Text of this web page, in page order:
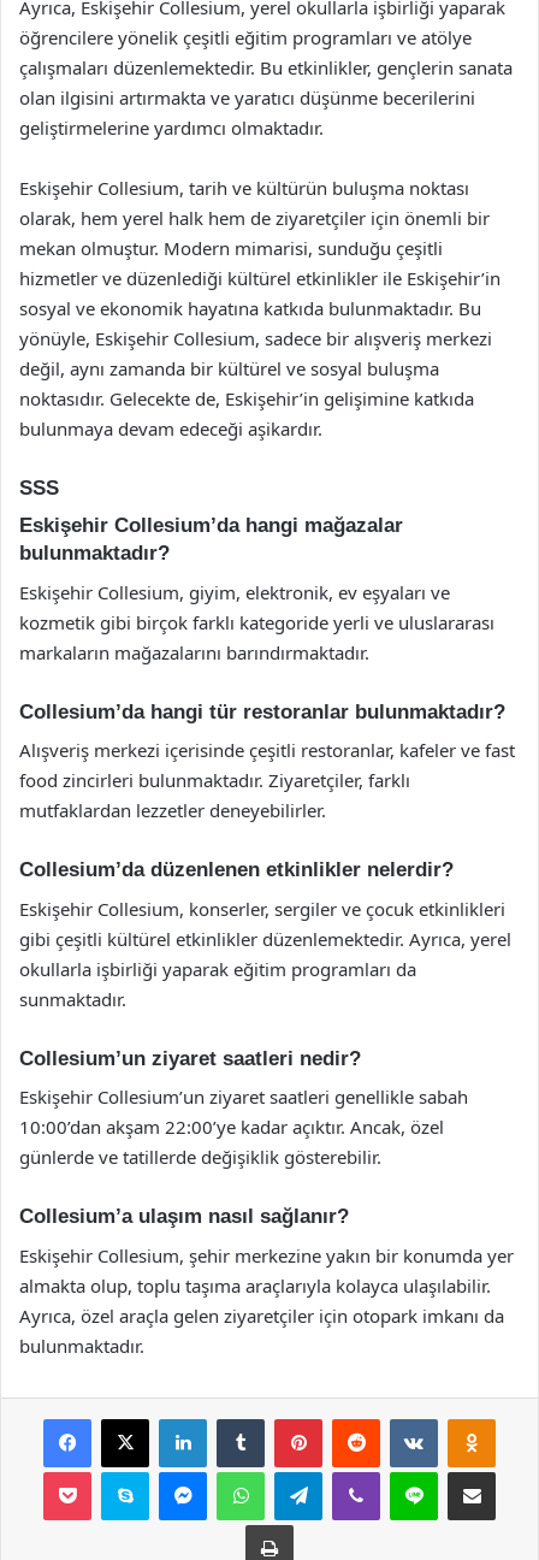
Ayrıca, Eskişehir Collesium, yerel okullarla işbirliği yaparak
öğrencilere yönelik çeşitli eğitim programları ve atölye
çalışmaları düzenlemektedir. Bu etkinlikler, gençlerin sanata
olan ilgisini artırmakta ve yaratıcı düşünme becerilerini
geliştirmelerine yardımcı olmaktadır.
Eskişehir Collesium, tarih ve kültürün buluşma noktası
olarak, hem yerel halk hem de ziyaretçiler için önemli bir
mekan olmuştur. Modern mimarisi, sunduğu çeşitli
hizmetler ve düzenlediği kültürel etkinlikler ile Eskişehir’in
sosyal ve ekonomik hayatına katkıda bulunmaktadır. Bu
yönüyle, Eskişehir Collesium, sadece bir alışveriş merkezi
değil, aynı zamanda bir kültürel ve sosyal buluşma
noktasıdır. Gelecekte de, Eskişehir’in gelişimine katkıda
bulunmaya devam edeceği aşikardır.
SSS
Eskişehir Collesium’da hangi mağazalar
bulunmaktadır?
Eskişehir Collesium, giyim, elektronik, ev eşyaları ve
kozmetik gibi birçok farklı kategoride yerli ve uluslararası
markaların mağazalarını barındırmaktadır.
Collesium’da hangi tür restoranlar bulunmaktadır?
Alışveriş merkezi içerisinde çeşitli restoranlar, kafeler ve fast
food zincirleri bulunmaktadır. Ziyaretçiler, farklı
mutfaklardan lezzetler deneyebilirler.
Collesium’da düzenlenen etkinlikler nelerdir?
Eskişehir Collesium, konserler, sergiler ve çocuk etkinlikleri
gibi çeşitli kültürel etkinlikler düzenlemektedir. Ayrıca, yerel
okullarla işbirliği yaparak eğitim programları da
sunmaktadır.
Collesium’un ziyaret saatleri nedir?
Eskişehir Collesium’un ziyaret saatleri genellikle sabah
10:00’dan akşam 22:00’ye kadar açıktır. Ancak, özel
günlerde ve tatillerde değişiklik gösterebilir.
Collesium’a ulaşım nasıl sağlanır?
Eskişehir Collesium, şehir merkezine yakın bir konumda yer
almakta olup, toplu taşıma araçlarıyla kolayca ulaşılabilir.
Ayrıca, özel araçla gelen ziyaretçiler için otopark imkanı da
bulunmaktadır.
Facebook
X LinkedInTumblr PinterestReddit VKontakte
Pocket Skype MessengerWhatsAppTelegramViber Line E-Posta ile
Yazdır